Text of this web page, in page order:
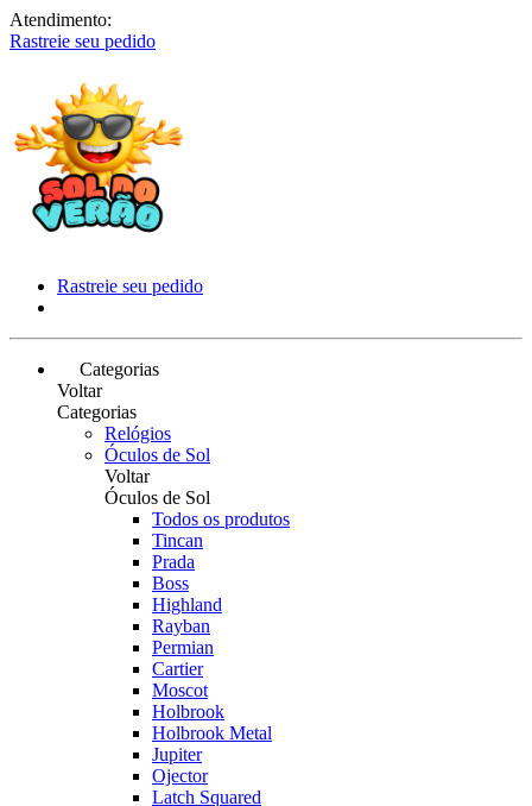
Atendimento:
Rastreie seu pedido
Rastreie seu pedido
Categorias
Voltar
Categorias
Relógios
Óculos de Sol
Voltar
Óculos de Sol
Todos os produtos
Tincan
Prada
Boss
Highland
Rayban
Permian
Cartier
Moscot
Holbrook
Holbrook Metal
Jupiter
Ojector
Latch Squared